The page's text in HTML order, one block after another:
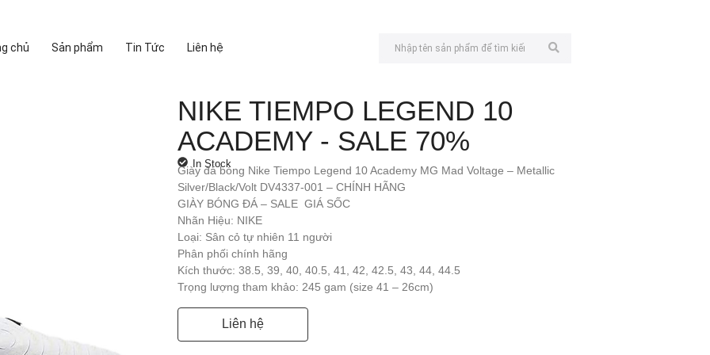
chủ Sản phẩm Tin Tức Liên hệ
NIKE TIEMPO LEGEND 10
ACADEMY - SALE 70%
In Stock
Giày đá bóng Nike Tiempo Legend 10 Academy MG Mad Voltage – Metallic
Silver/Black/Volt DV4337-001 – CHÍNH HÃNG
GIÀY BÓNG ĐÁ – SALE GIÁ SỐC
Nhãn Hiệu: NIKE
Loại: Sân cỏ tự nhiên 11 người
Phân phối chính hãng
Kích thước: 38.5, 39, 40, 40.5, 41, 42, 42.5, 43, 44, 44.5
Trọng lượng tham khảo: 245 gam (size 41 – 26cm)
Liên hệ